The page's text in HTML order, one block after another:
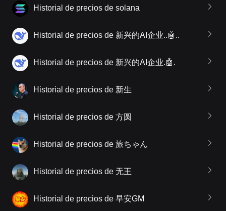
Historial de precios de solana
Historial de precios de 新兴的AI企业..🤖..
Historial de precios de 新兴的AI企业.🤖.
Historial de precios de 新生
Historial de precios de 方圆
Historial de precios de 旅ちゃん
Historial de precios de 无王
Historial de precios de 早安GM